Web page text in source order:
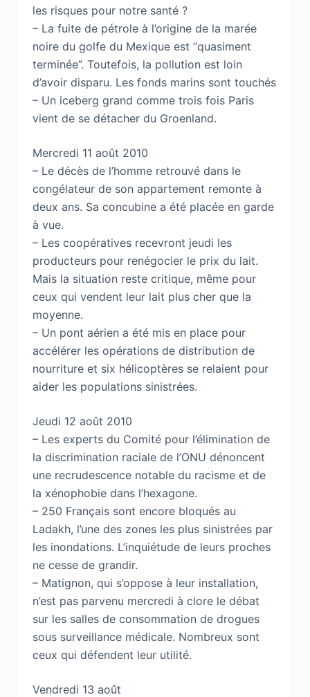
les risques pour notre santé ?
– La fuite de pétrole à l’origine de la marée
noire du golfe du Mexique est “quasiment
terminée”. Toutefois, la pollution est loin
d’avoir disparu. Les fonds marins sont touchés
– Un iceberg grand comme trois fois Paris
vient de se détacher du Groenland.
Mercredi 11 août 2010
– Le décès de l’homme retrouvé dans le
congélateur de son appartement remonte à
deux ans. Sa concubine a été placée en garde
à vue.
– Les coopératives recevront jeudi les
producteurs pour renégocier le prix du lait.
Mais la situation reste critique, même pour
ceux qui vendent leur lait plus cher que la
moyenne.
– Un pont aérien a été mis en place pour
accélérer les opérations de distribution de
nourriture et six hélicoptères se relaient pour
aider les populations sinistrées.
Jeudi 12 août 2010
– Les experts du Comité pour l’élimination de
la discrimination raciale de l’ONU dénoncent
une recrudescence notable du racisme et de
la xénophobie dans l’hexagone.
– 250 Français sont encore bloqués au
Ladakh, l’une des zones les plus sinistrées par
les inondations. L’inquiétude de leurs proches
ne cesse de grandir.
– Matignon, qui s’oppose à leur installation,
n’est pas parvenu mercredi à clore le débat
sur les salles de consommation de drogues
sous surveillance médicale. Nombreux sont
ceux qui défendent leur utilité.
Vendredi 13 août